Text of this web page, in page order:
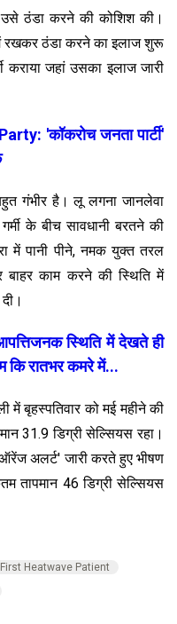
ठंडा करने की कोशिश की।
रखकर ठंडा करने का इलाज शुरू
कराया जहां उसका इलाज जारी
'कॉकरोच जनता पार्टी'
गंभीर है। लू लगना जानलेवा
के बीच सावधानी बरतने की
में पानी पीने, नमक युक्त तरल
काम करने की स्थिति में
स्थिति में देखते ही
कि रातभर कमरे में...
में बृहस्पतिवार को मई महीने की
31.9 डिग्री सेल्सियस रहा।
'ऑरेंज अलर्ट' जारी करते हुए भीषण
तापमान 46 डिग्री सेल्सियस
First Heatwave Patient